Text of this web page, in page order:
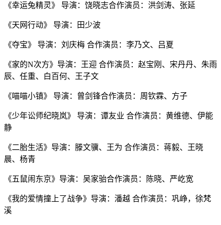
《幸运兔精灵》 导演：饶晓志合作演员：洪剑涛、张延
《天网行动》 导演：田少波
《夺宝》 导演：刘庆梅 合作演员：李乃文、吕夏
《家的N次方》导演：王迎 合作演员：赵宝刚、宋丹丹、朱雨
辰、任重、白百何、王子文
《喵喵小镇》 导演：曾剑锋合作演员：周钦霖、方子
《少年讼师纪晓岚》 导演：谭友业 合作演员：黄维德、伊能
静
《二胎生活》导演：滕文骥、王为 合作演员：蒋毅、王晓
晨、杨青
《五鼠闹东京》导演：吴家骀合作演员：陈晓、严屹宽
《我的爱情撞上了战争》导演：潘越 合作演员：巩峥，徐梵
溪